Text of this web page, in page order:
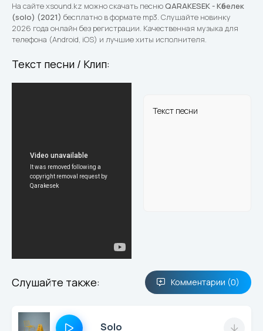
На сайте xsound.kz можно скачать песнюQARAKESEK - Көбелек
(solo) (2021) бесплатно в формате mp3. Слушайте новинку
2026 года онлайн без регистрации. Качественная музыка для
телефона (Android, iOS) и лучшие хиты исполнителя.
Текст песни / Клип:
Текст песни
Слушайте также: Комментарии (0)
Solo